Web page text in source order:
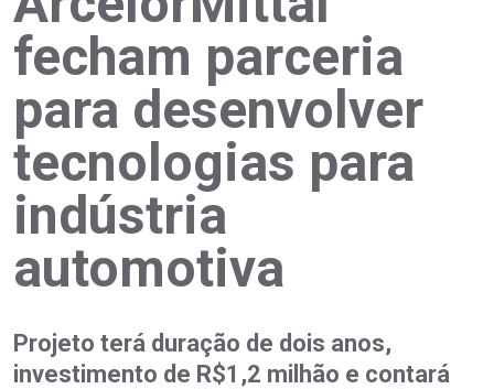
fecham parceria
para desenvolver
tecnologias para
indústria
automotiva
Projeto terá duração de dois anos,
investimento de R$1,2 milhão e contará